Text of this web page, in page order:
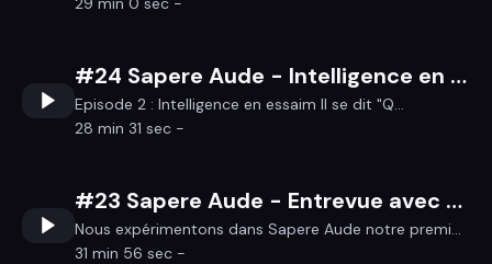
#24 Sapere Aude - Intelligence en essaim
Episode 2 : Intelligence en essaim Il se dit "Q...
28 min 31 sec -
#23 Sapere Aude - Entrevue avec un médaillé Fields
Nous expérimentons dans Sapere Aude notre premi...
31 min 56 sec -